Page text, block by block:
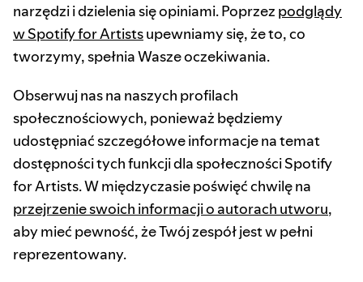
narzędzi i dzielenia się opiniami. Poprzez podglądy
w Spotify for Artistsupewniamy się, że to, co
tworzymy, spełnia Wasze oczekiwania.
Obserwuj nas na naszych profilach
społecznościowych, ponieważ będziemy
udostępniać szczegółowe informacje na temat
dostępności tych funkcji dla społeczności Spotify
for Artists. W międzyczasie poświęć chwilę na
przejrzenie swoich informacji o autorach utworu,
aby mieć pewność, że Twój zespół jest w pełni
reprezentowany.